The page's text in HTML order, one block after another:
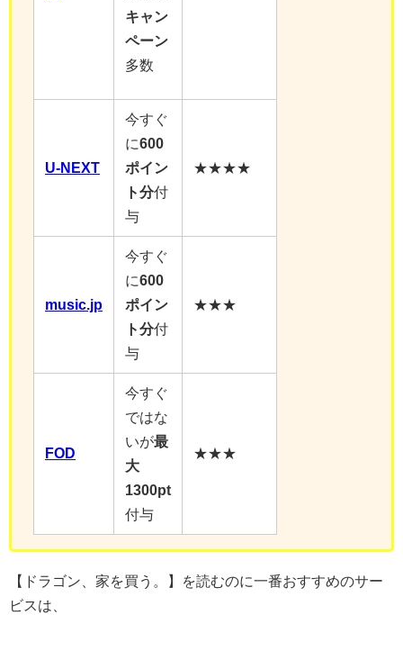
キャン
ペーン
多数
U-NEXT
今すぐ
に600
ポイン
ト分付
与
★★★★
music.jp
今すぐ
に600
ポイン
ト分付
与
★★★
FOD
今すぐ
ではな
いが最
大
1300pt
付与
★★★
【ドラゴン、家を買う。】を読むのに一番おすすめのサー
ビスは、